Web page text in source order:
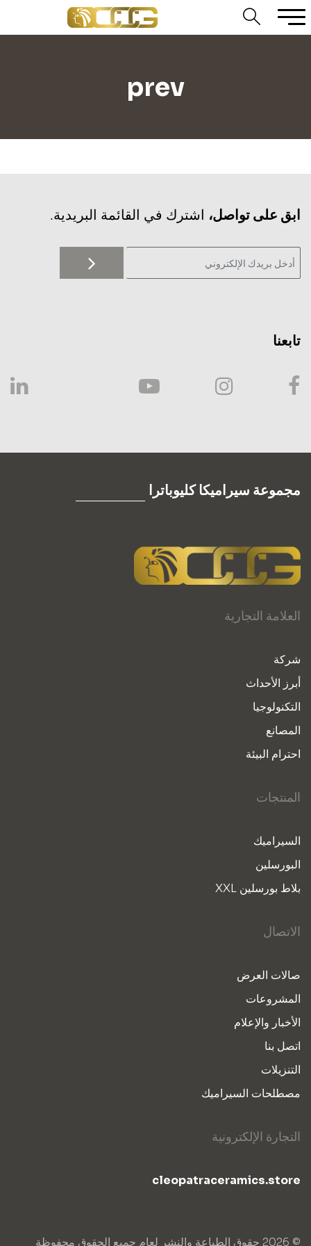
prev
‫ابق على تواصل، اشترك في القائمة البريدية.
تابعنا
مجموعة سيراميكا كليوباترا
العلامة التجارية
شركة
أبرز الأحداث
التكنولوجيا
المصانع
احترام البيئة
المنتجات
السيراميك
البورسلين
بلاط بورسلين XXL
الاتصال
صالات العرض
المشروعات
الأخبار والإعلام
اتصل بنا
التنزيلات
مصطلحات السيراميك
التجارة الإلكترونية
cleopatraceramics.store
© 2026 حقوق الطباعة والنشر لعام جميع الحقوق محفوظة